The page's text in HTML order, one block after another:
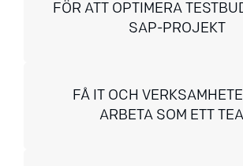
FÖR ATT OPTIMERA
SAP-PROJEKT
FÅ IT OCH
ARBETA SOM ETT